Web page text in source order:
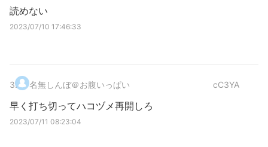
読めない
2023/07/10 17:46:33
3. 名無しんぼ＠お腹いっぱい cC3YA
早く打ち切ってハコヅメ再開しろ
2023/07/11 08:23:04